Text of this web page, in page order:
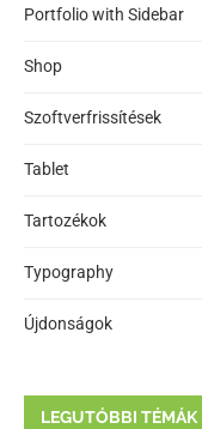
Portfolio with Sidebar
Shop
Szoftverfrissítések
Tablet
Tartozékok
Typography
Újdonságok
LEGUTÓBBI TÉMÁK